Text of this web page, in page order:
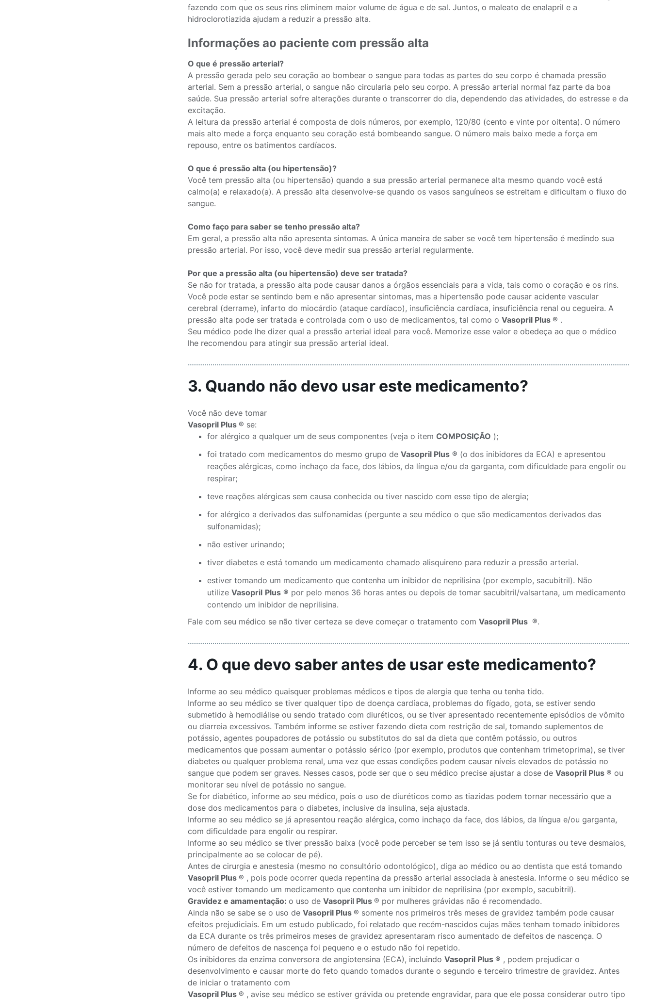
fazendo com que os seus rins eliminem maior volume de água e de sal. Juntos, o maleato de enalapril e a
hidroclorotiazida ajudam a reduzir a pressão alta.
Informações ao paciente com pressão alta
O que é pressão arterial?
A pressão gerada pelo seu coração ao bombear o sangue para todas as partes do seu corpo é chamada pressão
arterial. Sem a pressão arterial, o sangue não circularia pelo seu corpo. A pressão arterial normal faz parte da boa
saúde. Sua pressão arterial sofre alterações durante o transcorrer do dia, dependendo das atividades, do estresse e da
excitação.
A leitura da pressão arterial é composta de dois números, por exemplo, 120/80 (cento e vinte por oitenta). O número
mais alto mede a força enquanto seu coração está bombeando sangue. O número mais baixo mede a força em
repouso, entre os batimentos cardíacos.
O que é pressão alta (ou hipertensão)?
Você tem pressão alta (ou hipertensão) quando a sua pressão arterial permanece alta mesmo quando você está
calmo(a) e relaxado(a). A pressão alta desenvolve-se quando os vasos sanguíneos se estreitam e dificultam o fluxo do
sangue.
Como faço para saber se tenho pressão alta?
Em geral, a pressão alta não apresenta sintomas. A única maneira de saber se você tem hipertensão é medindo sua
pressão arterial. Por isso, você deve medir sua pressão arterial regularmente.
Por que a pressão alta (ou hipertensão) deve ser tratada?
Se não for tratada, a pressão alta pode causar danos a órgãos essenciais para a vida, tais como o coração e os rins.
Você pode estar se sentindo bem e não apresentar sintomas, mas a hipertensão pode causar acidente vascular
cerebral (derrame), infarto do miocárdio (ataque cardíaco), insuficiência cardíaca, insuficiência renal ou cegueira. A
pressão alta pode ser tratada e controlada com o uso de medicamentos, tal como o Vasopril Plus ® .
Seu médico pode lhe dizer qual a pressão arterial ideal para você. Memorize esse valor e obedeça ao que o médico
lhe recomendou para atingir sua pressão arterial ideal.
3. Quando não devo usar este medicamento?
Você não deve tomar
Vasopril Plus ® se:
for alérgico a qualquer um de seus componentes (veja o item COMPOSIÇÃO );
foi tratado com medicamentos do mesmo grupo de Vasopril Plus ® (o dos inibidores da ECA) e apresentou
reações alérgicas, como inchaço da face, dos lábios, da língua e/ou da garganta, com dificuldade para engolir ou
respirar;
teve reações alérgicas sem causa conhecida ou tiver nascido com esse tipo de alergia;
for alérgico a derivados das sulfonamidas (pergunte a seu médico o que são medicamentos derivados das
sulfonamidas);
não estiver urinando;
tiver diabetes e está tomando um medicamento chamado alisquireno para reduzir a pressão arterial.
estiver tomando um medicamento que contenha um inibidor de neprilisina (por exemplo, sacubitril). Não
utilize Vasopril Plus ® por pelo menos 36 horas antes ou depois de tomar sacubitril/valsartana, um medicamento
contendo um inibidor de neprilisina.
Fale com seu médico se não tiver certeza se deve começar o tratamento com Vasopril Plus ®.
4. O que devo saber antes de usar este medicamento?
Informe ao seu médico quaisquer problemas médicos e tipos de alergia que tenha ou tenha tido.
Informe ao seu médico se tiver qualquer tipo de doença cardíaca, problemas do fígado, gota, se estiver sendo
submetido à hemodiálise ou sendo tratado com diuréticos, ou se tiver apresentado recentemente episódios de vômito
ou diarreia excessivos. Também informe se estiver fazendo dieta com restrição de sal, tomando suplementos de
potássio, agentes poupadores de potássio ou substitutos do sal da dieta que contêm potássio, ou outros
medicamentos que possam aumentar o potássio sérico (por exemplo, produtos que contenham trimetoprima), se tiver
diabetes ou qualquer problema renal, uma vez que essas condições podem causar níveis elevados de potássio no
sangue que podem ser graves. Nesses casos, pode ser que o seu médico precise ajustar a dose de Vasopril Plus ® ou
monitorar seu nível de potássio no sangue.
Se for diabético, informe ao seu médico, pois o uso de diuréticos como as tiazidas podem tornar necessário que a
dose dos medicamentos para o diabetes, inclusive da insulina, seja ajustada.
Informe ao seu médico se já apresentou reação alérgica, como inchaço da face, dos lábios, da língua e/ou garganta,
com dificuldade para engolir ou respirar.
Informe ao seu médico se tiver pressão baixa (você pode perceber se tem isso se já sentiu tonturas ou teve desmaios,
principalmente ao se colocar de pé).
Antes de cirurgia e anestesia (mesmo no consultório odontológico), diga ao médico ou ao dentista que está tomando
Vasopril Plus ® , pois pode ocorrer queda repentina da pressão arterial associada à anestesia. Informe o seu médico se
você estiver tomando um medicamento que contenha um inibidor de neprilisina (por exemplo, sacubitril).
Gravidez e amamentação: o uso de Vasopril Plus ® por mulheres grávidas não é recomendado.
Ainda não se sabe se o uso de Vasopril Plus ® somente nos primeiros três meses de gravidez também pode causar
efeitos prejudiciais. Em um estudo publicado, foi relatado que recém-nascidos cujas mães tenham tomado inibidores
da ECA durante os três primeiros meses de gravidez apresentaram risco aumentado de defeitos de nascença. O
número de defeitos de nascença foi pequeno e o estudo não foi repetido.
Os inibidores da enzima conversora de angiotensina (ECA), incluindo Vasopril Plus ® , podem prejudicar o
desenvolvimento e causar morte do feto quando tomados durante o segundo e terceiro trimestre de gravidez. Antes
de iniciar o tratamento com
Vasopril Plus ® , avise seu médico se estiver grávida ou pretende engravidar, para que ele possa considerar outro tipo